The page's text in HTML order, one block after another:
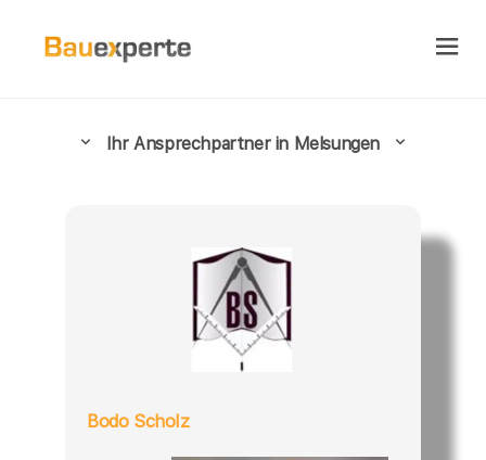
Ihr Ansprechpartner in Melsungen
Bodo Scholz